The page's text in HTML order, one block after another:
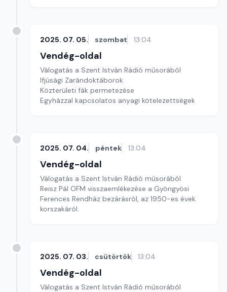
2025. 07. 05. szombat 13:04
Vendég-oldal
Válogatás a Szent István Rádió műsorából
Ifjúsági Zarándoktáborok
Közterületi fák permetezése
Egyházzal kapcsolatos anyagi kötelezettségek
2025. 07. 04. péntek 13:04
Vendég-oldal
Válogatás a Szent István Rádió műsorából
Reisz Pál OFM visszaemlékezése a Gyöngyösi
Ferences Rendház bezárásról, az 1950-es évek
korszakáról.
2025. 07. 03. csütörtök 13:04
Vendég-oldal
Válogatás a Szent István Rádió műsorából